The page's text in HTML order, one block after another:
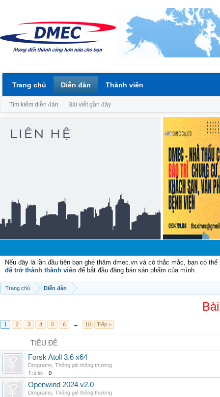
Nếu đây là lần đầu tiên bạn ghé thăm dmec.vn và có thắc mắc, bạn có
để trở thành thành viên để bắt đầu đăng bán sản phẩm của mình.
Trang chủ Diễn đàn
1 2 3 4 5 6 → 10 Tiếp >
TIÊU ĐỀ
Forsk Atoll 3.6 x64
Drograms Thông gió thông thường
Trả lời:
0
Openwind 2024 v2.0
Drograms Thông gió thông thường
Trang chủ Diễn đàn
Tìm kiếm diễn đàn Bài viết gần đây
Thành viên